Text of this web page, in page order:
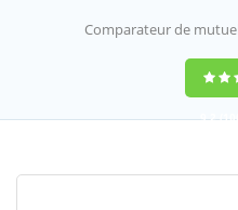
Comparateur de
9,2